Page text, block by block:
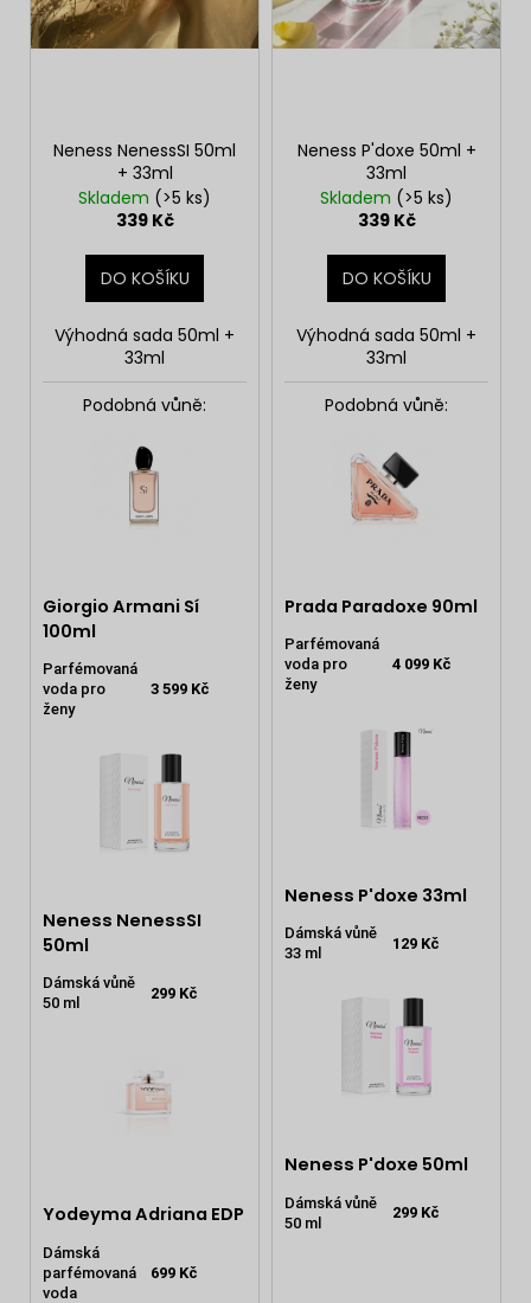
d
u
Neness NenessSI 50ml
+ 33ml
Skladem (>5 ks)
339 Kč
DO KOŠÍKU
Výhodná sada 50ml +
33ml
Podobná vůně:
Giorgio Armani Sí
100ml
Parfémovaná
voda pro
ženy
3 599 Kč
Neness NenessSI
50ml
Dámská vůně
50 ml
299 Kč
Yodeyma Adriana EDP
Dámská
parfémovaná
voda
699 Kč
Neness P'doxe 50ml +
33ml
Skladem (>5 ks)
339 Kč
DO KOŠÍKU
Výhodná sada 50ml +
33ml
Podobná vůně:
Prada Paradoxe 90ml
Parfémovaná
voda pro
ženy
4 099 Kč
Neness P'doxe 33ml
Dámská vůně
33 ml
129 Kč
Neness P'doxe 50ml
Dámská vůně
50 ml
299 Kč